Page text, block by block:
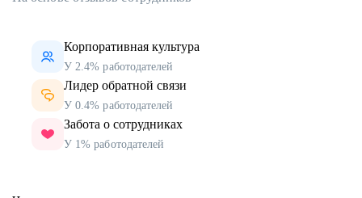
Корпоративная культура
У 2.4% работодателей
Лидер обратной связи
У 0.4% работодателей
Забота о сотрудниках
У 1% работодателей